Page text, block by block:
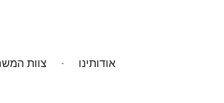
אודותינו צוות